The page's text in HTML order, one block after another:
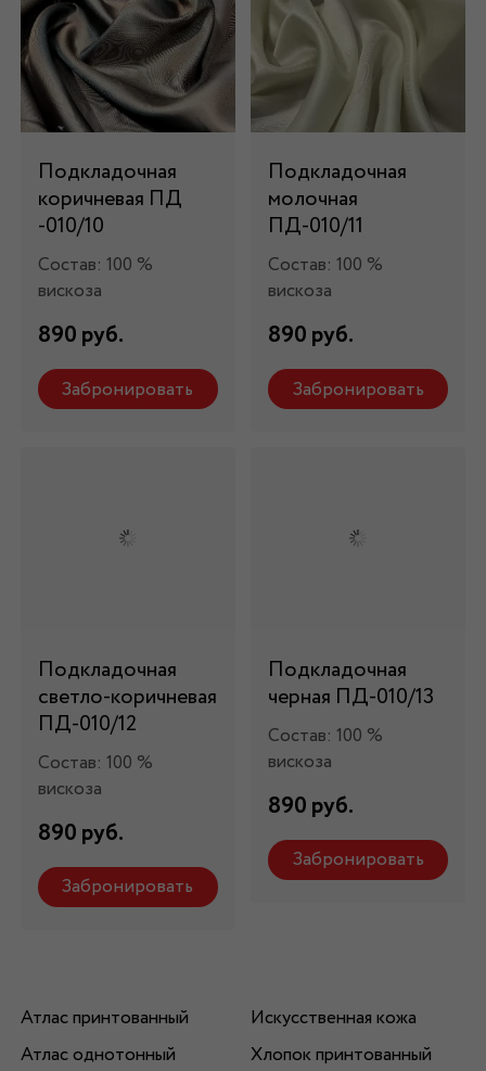
Подкладочная
коричневая ПД
-010/10
Состав: 100 %
вискоза
890 руб.
Забронировать
Подкладочная
молочная
ПД-010/11
Состав: 100 %
вискоза
890 руб.
Забронировать
Подкладочная
светло-коричневая
ПД-010/12
Состав: 100 %
вискоза
890 руб.
Забронировать
Подкладочная
черная ПД-010/13
Состав: 100 %
вискоза
890 руб.
Забронировать
Атлас принтованный
Атлас однотонный
Искусственная кожа
Хлопок принтованный